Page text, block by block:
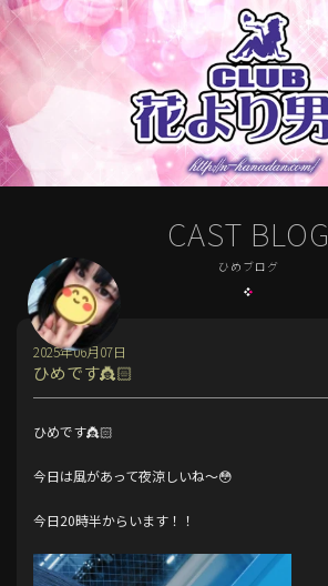
CAST BLOG
ひめブログ
ひめです👸🏻
2025年06月07日
ひめです👸🏻
今日は風があって夜涼しいね〜😳
今日20時半からいます！！